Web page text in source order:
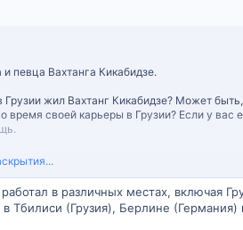
певца Вахтанга Кикабидзе.
жил Вахтанг Кикабидзе? Может
своей карьеры в Грузии? Если у вас
в различных местах, включая
Тбилиси (Грузия), Берлине